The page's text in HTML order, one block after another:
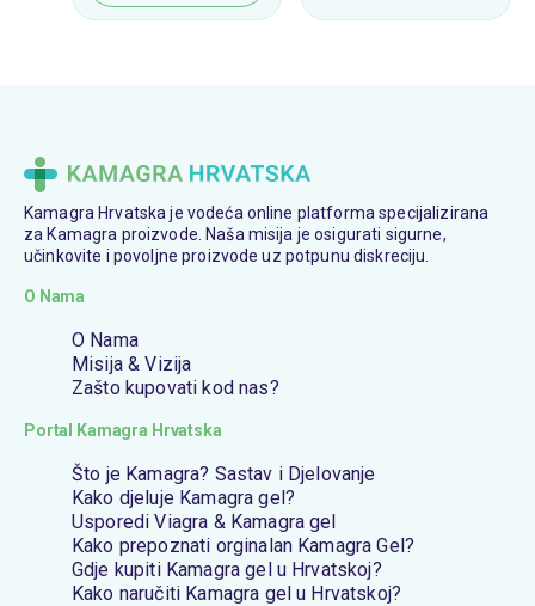
Kamagra Hrvatska je vodeća online platforma specijalizirana
za Kamagra proizvode. Naša misija je osigurati sigurne,
učinkovite i povoljne proizvode uz potpunu diskreciju.
O Nama
O Nama
Misija & Vizija
Zašto kupovati kod nas?
Portal Kamagra Hrvatska
Što je Kamagra? Sastav i Djelovanje
Kako djeluje Kamagra gel?
Usporedi Viagra & Kamagra gel
Kako prepoznati orginalan Kamagra Gel?
Gdje kupiti Kamagra gel u Hrvatskoj?
Kako naručiti Kamagra gel u Hrvatskoj?